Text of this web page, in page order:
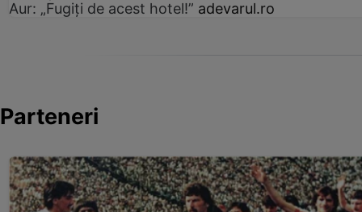
Aur: „Fugiți de acest hotel!” adevarul.ro
Parteneri